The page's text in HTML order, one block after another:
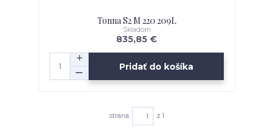
Tonna S2 M 220 209L
835,85 €
Skladom
Pridať do košíka
strana z 1